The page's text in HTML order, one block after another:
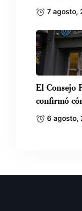
7 agosto,
El Consejo
confirmó
6 agosto,